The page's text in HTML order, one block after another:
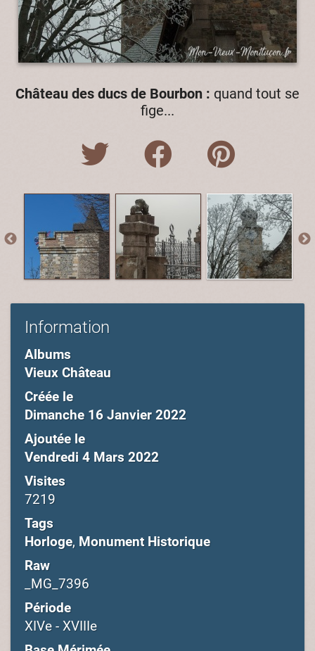
Château des ducs de Bourbon : quand tout se
fige...
Information
Albums
Vieux Château
Créée le
Dimanche 16 Janvier 2022
Ajoutée le
Vendredi 4 Mars 2022
Visites
7219
Tags
Horloge, Monument Historique
Raw
_MG_7396
Période
XIVe - XVIIIe